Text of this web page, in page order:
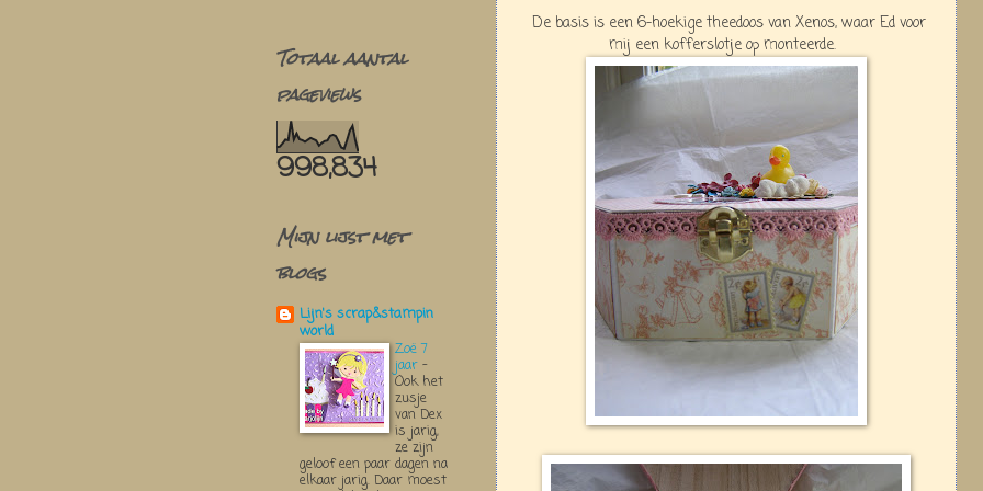
De basis is een 6-hoekige theedoos van Xenos, waar Ed voor
mij een kofferslotje op monteerde.
Totaal aantal
pageviews
998,834
Mijn lijst met
blogs
Lijn's scrap&stampin
world
Zoë 7
jaar -
Ook het
zusje
van Dex
is jarig,
ze zijn
geloof een paar dagen na
elkaar jarig. Daar moest